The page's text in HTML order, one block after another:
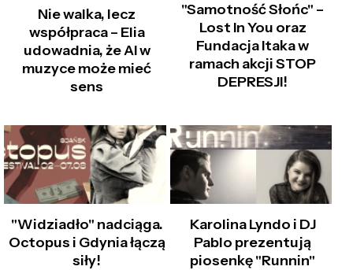
Nie walka, lecz
współpraca – Elia
udowadnia, że AI w
muzyce może mieć
sens
"Samotność Słońc" –
Lost In You oraz
Fundacja Itaka w
ramach akcji STOP
DEPRESJI!
"Widziadło" nadciąga.
Octopus i Gdynia łączą
siły!
Karolina Lyndo i DJ
Pablo prezentują
piosenkę "Runnin"